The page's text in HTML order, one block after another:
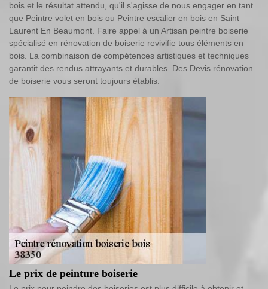
bois et le résultat attendu, qu'il s'agisse de nous engager en tant
que Peintre volet en bois ou Peintre escalier en bois en Saint
Laurent En Beaumont. Faire appel à un Artisan peintre boiserie
spécialisé en rénovation de boiserie revivifie tous éléments en
bois. La combinaison de compétences artistiques et techniques
garantit des rendus attrayants et durables. Des Devis rénovation
de boiserie vous seront toujours établis.
Le prix de peinture boiserie